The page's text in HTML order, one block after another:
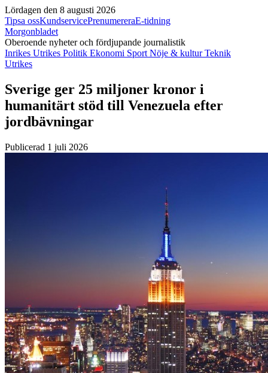
Lördagen den 8 augusti 2026
Tipsa ossKundservicePrenumereraE-tidning
Morgonbladet
Oberoende nyheter och fördjupande journalistik
Inrikes Utrikes Politik Ekonomi Sport Nöje & kulturTeknik
Utrikes
Sverige ger 25 miljoner kronor i
humanitärt stöd till Venezuela efter
jordbävningar
Publicerad 1 juli 2026